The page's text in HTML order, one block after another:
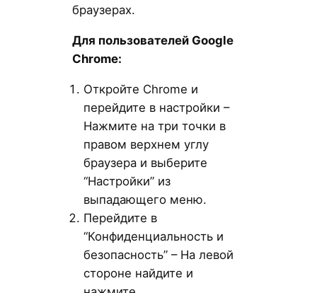
браузерах.
Для пользователей Google
Chrome:
Откройте Chrome и
перейдите в настройки –
Нажмите на три точки в
правом верхнем углу
браузера и выберите
“Настройки” из
выпадающего меню.
Перейдите в
“Конфиденциальность и
безопасность” – На левой
стороне найдите и